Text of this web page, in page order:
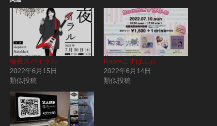
輪夜スパイラル
2022年6月15日
類似投稿
Roomこすぱふぉ
2022年6月14日
類似投稿